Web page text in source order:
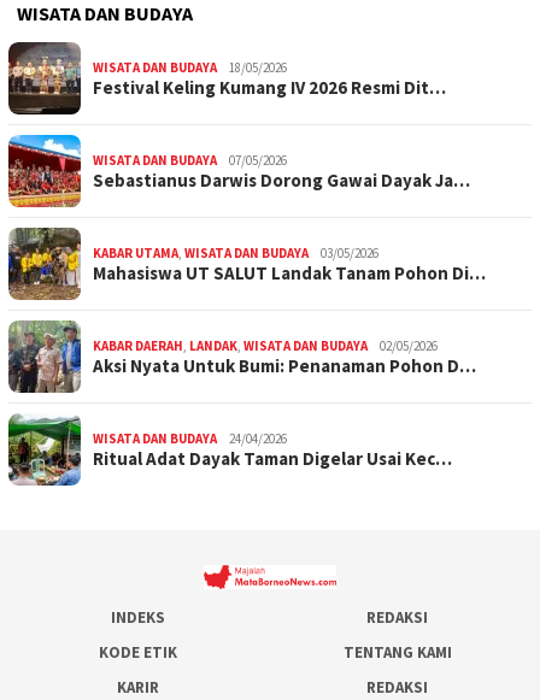
WISATA DAN BUDAYA
WISATA DAN BUDAYA 18/05/2026
Festival Keling Kumang IV 2026 Resmi Dit…
WISATA DAN BUDAYA 07/05/2026
Sebastianus Darwis Dorong Gawai Dayak Ja…
KABAR UTAMA, WISATA DAN BUDAYA 03/05/2026
Mahasiswa UT SALUT Landak Tanam Pohon Di…
KABAR DAERAH, LANDAK, WISATA DAN BUDAYA 02/05/2026
Aksi Nyata Untuk Bumi: Penanaman Pohon D…
WISATA DAN BUDAYA 24/04/2026
Ritual Adat Dayak Taman Digelar Usai Kec…
INDEKS
REDAKSI
KODE ETIK
TENTANG KAMI
KARIR
REDAKSI